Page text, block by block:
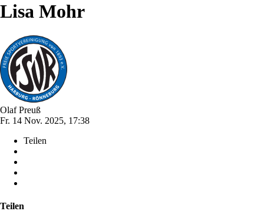
Lisa Mohr
Olaf Preuß
Fr. 14 Nov. 2025, 17:38
Teilen
Teilen